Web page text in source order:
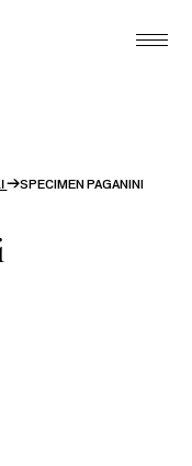
→SPECIMEN PAGANINI